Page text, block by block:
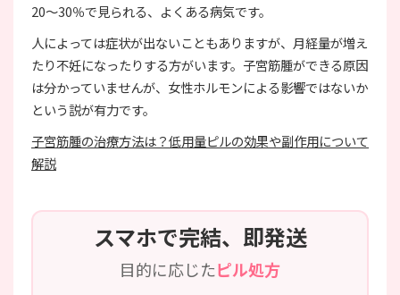
20～30％で見られる、よくある病気です。
人によっては症状が出ないこともありますが、月経量が増え
たり不妊になったりする方がいます。子宮筋腫ができる原因
は分かっていませんが、女性ホルモンによる影響ではないか
という説が有力です。
子宮筋腫の治療方法は？低用量ピルの効果や副作用について
解説
スマホで完結、即発送
目的に応じたピル処方